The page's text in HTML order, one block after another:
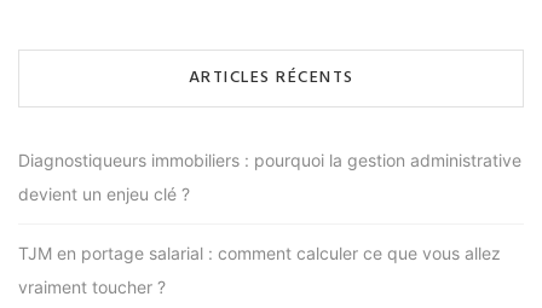
ARTICLES RÉCENTS
Diagnostiqueurs immobiliers : pourquoi la gestion administrative
devient un enjeu clé ?
TJM en portage salarial : comment calculer ce que vous allez
vraiment toucher ?